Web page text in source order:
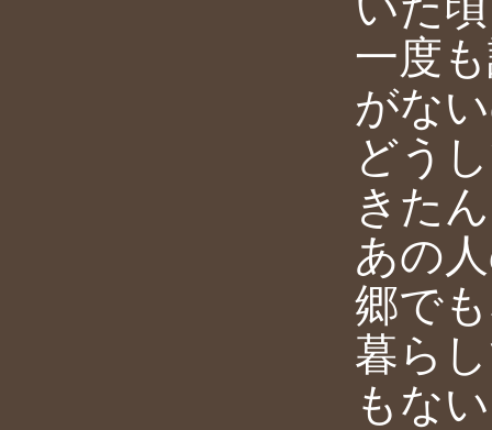
一度
がな
どう
きた
あの
郷で
暮ら
もない